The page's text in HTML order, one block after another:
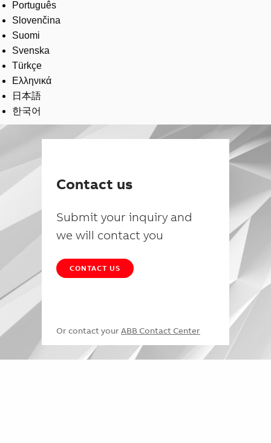
Português
Slovenčina
Suomi
Svenska
Türkçe
Ελληνικά
日本語
한국어
Contact us
Submit your inquiry and
we will contact you
CONTACT US
Or contact your ABB Contact Center